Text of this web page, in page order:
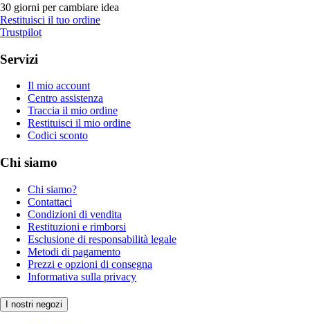
30 giorni per cambiare idea
Restituisci il tuo ordine
Trustpilot
Servizi
Il mio account
Centro assistenza
Traccia il mio ordine
Restituisci il mio ordine
Codici sconto
Chi siamo
Chi siamo?
Contattaci
Condizioni di vendita
Restituzioni e rimborsi
Esclusione di responsabilità legale
Metodi di pagamento
Prezzi e opzioni di consegna
Informativa sulla privacy
I nostri negozi